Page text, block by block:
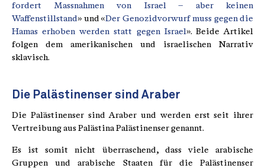
fordert Massnahmen von Israel – aber keinen
Waffenstillstand» und «Der Genozidvorwurf muss gegen die
Hamas erhoben werden statt gegen Israel». Beide Artikel
folgen dem amerikanischen und israelischen Narrativ
sklavisch.
Die Palästinenser sind Araber
Die Palästinenser sind Araber und werden erst seit ihrer
Vertreibung aus Palästina Palästinenser genannt.
Es ist somit nicht überraschend, dass viele arabische
Gruppen und arabische Staaten für die Palästinenser